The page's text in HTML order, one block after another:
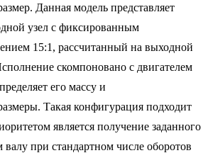
Данная модель представляет
узел с фиксированным
15:1, рассчитанный на выходной
скомпоновано с двигателем
его массу и
Такая конфигурация подходит
является получение заданного
при стандартном числе оборотов